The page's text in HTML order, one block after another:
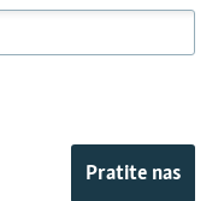
Pratite nas